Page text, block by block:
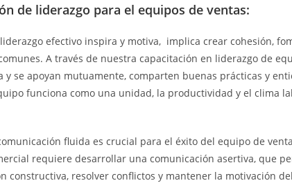
de liderazgo para el equipos de ventas:
efectivo inspira y motiva, implica crear cohesión,
A través de nuestra capacitación en liderazgo de
se apoyan mutuamente, comparten buenas prácticas y
funciona como una unidad, la productividad y el clima
fluida es crucial para el éxito del equipo de
requiere desarrollar una comunicación asertiva, que
constructiva, resolver conflictos y mantener la motivación